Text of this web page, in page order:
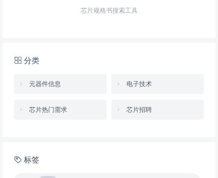
芯片规格书搜索工具
分类
元器件信息 电子技术
芯片热门需求 芯片招聘
标签